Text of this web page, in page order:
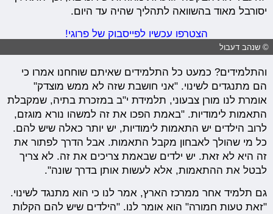
יסורבל מאוד בהשוואה לתהליך שהיה עד היום.
הצטרפו עכשיו לפייסבוק של פרוגי!
© שנהב דעבול
והתלמידים? כמעט כל התלמידים שאיתם שוחחנו אמרו כי
הם מתנגדים לשינוי. "אני חושבת שזה לא ממש מוצדק"
אומרת לנו מורן צבעוני, תלמידת י"ב במזכרת בתיה, שמקבלת
התאמות לימודיות. "באמת הפכו את זה למשהו נורא מוגזם,
לרוב הילדים יש התאמות לימודיות, יש יותר כאלה שיש להם.
כל מי שהולך לאבחון מקבל התאמות. אבל הדרך לפתור את
זה היא לא זאת. יש ילדים שבאמת צריכים את זה. לא צריך
לבטל את ההתאמות, אלא לעשות אותן בדרך שונה".
גם תלמיד אחר ממרכז הארץ, אמר לנו כי הוא מתנגד לשינוי.
"זאת טעות חמורה" הוא אומר לנו. "הילדים שיש להם הקלות